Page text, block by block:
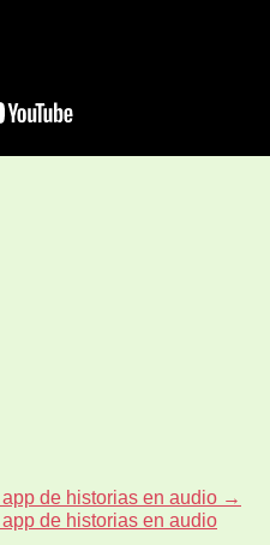
de historias en audio →
de historias en audio